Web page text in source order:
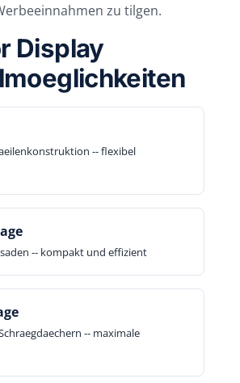
zu tilgen.
Display
-- flexibel
-- kompakt und effizient
-- maximale